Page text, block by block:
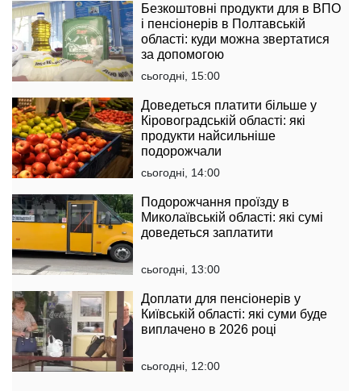
Безкоштовні продукти для в ВПО
і пенсіонерів в Полтавській
області: куди можна звертатися
за допомогою
сьогодні, 15:00
Доведеться платити більше у
Кіровоградській області: які
продукти найсильніше
подорожчали
сьогодні, 14:00
Подорожчання проїзду в
Миколаївській області: які сумі
доведеться заплатити
сьогодні, 13:00
Доплати для пенсіонерів у
Київській області: які суми буде
виплачено в 2026 році
сьогодні, 12:00